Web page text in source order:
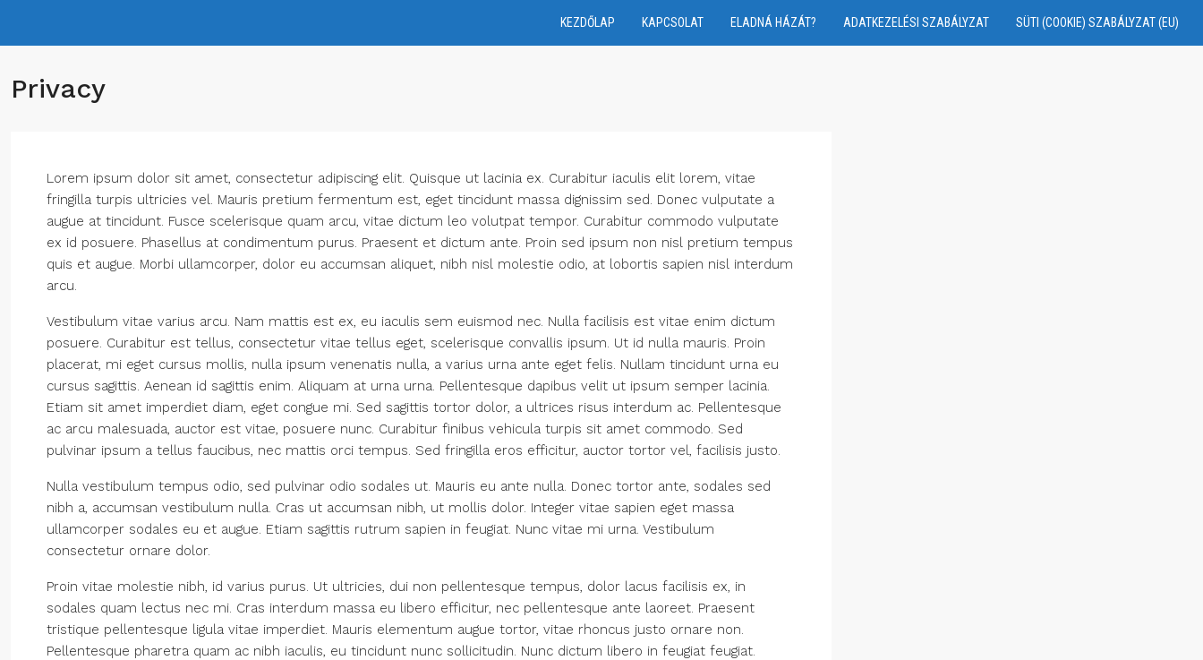
KEZDŐLAP KAPCSOLAT ELADNÁ HÁZÁT? ADATKEZELÉSI SZABÁLYZAT SÜTI (COOKIE) SZABÁLYZAT (EU)
Privacy
Lorem ipsum dolor sit amet, consectetur adipiscing elit. Quisque ut lacinia ex. Curabitur iaculis elit lorem, vitae
fringilla turpis ultricies vel. Mauris pretium fermentum est, eget tincidunt massa dignissim sed. Donec vulputate a
augue at tincidunt. Fusce scelerisque quam arcu, vitae dictum leo volutpat tempor. Curabitur commodo vulputate
ex id posuere. Phasellus at condimentum purus. Praesent et dictum ante. Proin sed ipsum non nisl pretium tempus
quis et augue. Morbi ullamcorper, dolor eu accumsan aliquet, nibh nisl molestie odio, at lobortis sapien nisl interdum
arcu.
Vestibulum vitae varius arcu. Nam mattis est ex, eu iaculis sem euismod nec. Nulla facilisis est vitae enim dictum
posuere. Curabitur est tellus, consectetur vitae tellus eget, scelerisque convallis ipsum. Ut id nulla mauris. Proin
placerat, mi eget cursus mollis, nulla ipsum venenatis nulla, a varius urna ante eget felis. Nullam tincidunt urna eu
cursus sagittis. Aenean id sagittis enim. Aliquam at urna urna. Pellentesque dapibus velit ut ipsum semper lacinia.
Etiam sit amet imperdiet diam, eget congue mi. Sed sagittis tortor dolor, a ultrices risus interdum ac. Pellentesque
ac arcu malesuada, auctor est vitae, posuere nunc. Curabitur finibus vehicula turpis sit amet commodo. Sed
pulvinar ipsum a tellus faucibus, nec mattis orci tempus. Sed fringilla eros efficitur, auctor tortor vel, facilisis justo.
Nulla vestibulum tempus odio, sed pulvinar odio sodales ut. Mauris eu ante nulla. Donec tortor ante, sodales sed
nibh a, accumsan vestibulum nulla. Cras ut accumsan nibh, ut mollis dolor. Integer vitae sapien eget massa
ullamcorper sodales eu et augue. Etiam sagittis rutrum sapien in feugiat. Nunc vitae mi urna. Vestibulum
consectetur ornare dolor.
Proin vitae molestie nibh, id varius purus. Ut ultricies, dui non pellentesque tempus, dolor lacus facilisis ex, in
sodales quam lectus nec mi. Cras interdum massa eu libero efficitur, nec pellentesque ante laoreet. Praesent
tristique pellentesque ligula vitae imperdiet. Mauris elementum augue tortor, vitae rhoncus justo ornare non.
Pellentesque pharetra quam ac nibh iaculis, eu tincidunt nunc sollicitudin. Nunc dictum libero in feugiat feugiat.